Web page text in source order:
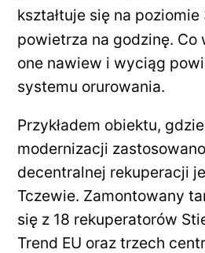
kształtuje się na
powietrza na godzinę. Co
one nawiew i wyciąg
systemu orurowania.
Przykładem obiektu,
modernizacji
decentralnej rekuperacji
Tczewie. Zamontowany
się z 18 rekuperatorów
Trend EU oraz trzech